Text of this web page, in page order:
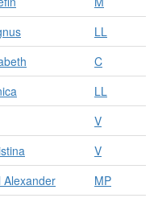
LL
C
LL
V
V
Alexander
MP